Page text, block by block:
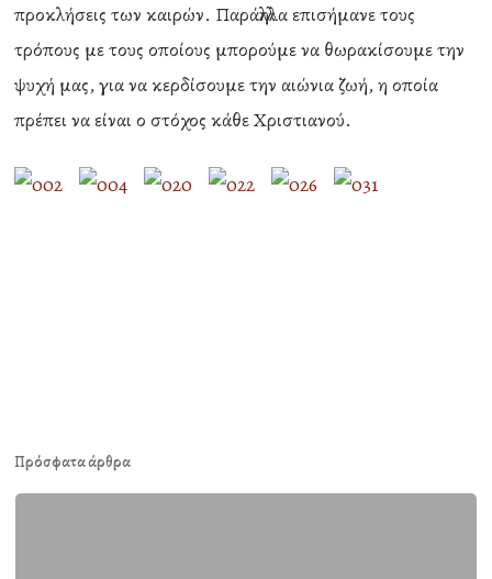
προκλήσεις των καιρών. Παράλληλα επισήμανε τους
τρόπους με τους οποίους μπορούμε να θωρακίσουμε την
ψυχή μας, για να κερδίσουμε την αιώνια ζωή, η οποία
πρέπει να είναι ο στόχος κάθε Χριστιανού.
Πρόσφατα άρθρα